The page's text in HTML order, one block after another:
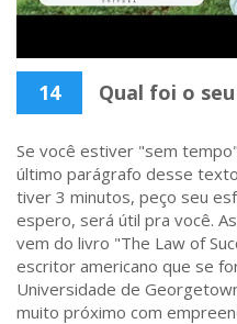
14 Qual foi o
Se você estiver "sem
último parágrafo desse
tiver 3 minutos, peço seu
espero, será útil pra você.
vem do livro "The Law of
escritor americano que se
Universidade de
muito próximo com